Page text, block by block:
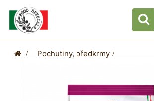
> Pochutiny, předkrmy >